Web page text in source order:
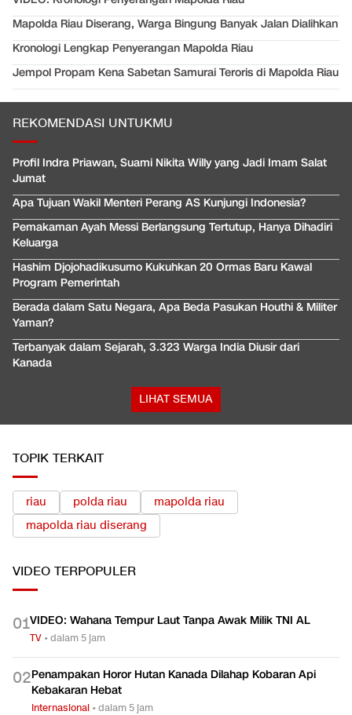
Mapolda Riau Diserang, Warga Bingung Banyak Jalan Dialihkan
Kronologi Lengkap Penyerangan Mapolda Riau
Jempol Propam Kena Sabetan Samurai Teroris di Mapolda Riau
REKOMENDASI UNTUKMU
Profil Indra Priawan, Suami Nikita Willy yang Jadi Imam Salat
Jumat
Apa Tujuan Wakil Menteri Perang AS Kunjungi Indonesia?
Pemakaman Ayah Messi Berlangsung Tertutup, Hanya Dihadiri
Keluarga
Hashim Djojohadikusumo Kukuhkan 20 Ormas Baru Kawal
Program Pemerintah
Berada dalam Satu Negara, Apa Beda Pasukan Houthi & Militer
Yaman?
Terbanyak dalam Sejarah, 3.323 Warga India Diusir dari
Kanada
LIHAT SEMUA
TOPIK TERKAIT
riau polda riau
mapolda riau
mapolda riau diserang
VIDEO TERPOPULER
01VIDEO: Wahana Tempur Laut Tanpa Awak Milik TNI AL
TV •dalam 5 jam
02Penampakan Horor Hutan Kanada Dilahap Kobaran Api
Kebakaran Hebat
Internasional •dalam 5 jam